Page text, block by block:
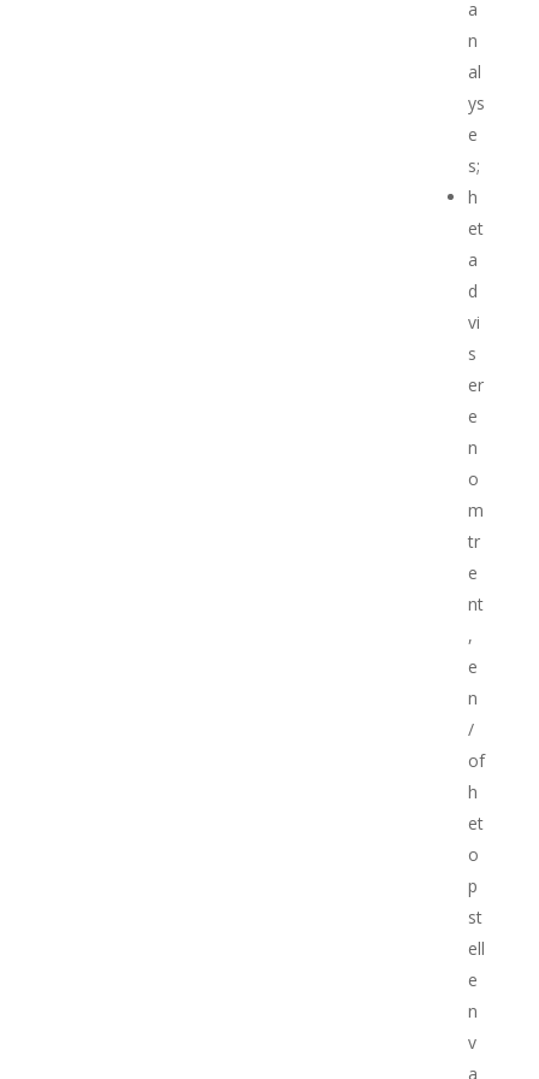
a
n
al
ys
e
s;
h
et
a
d
vi
s
er
e
n
o
m
tr
e
nt
,
e
n
/
of
h
et
o
p
st
ell
e
n
v
a